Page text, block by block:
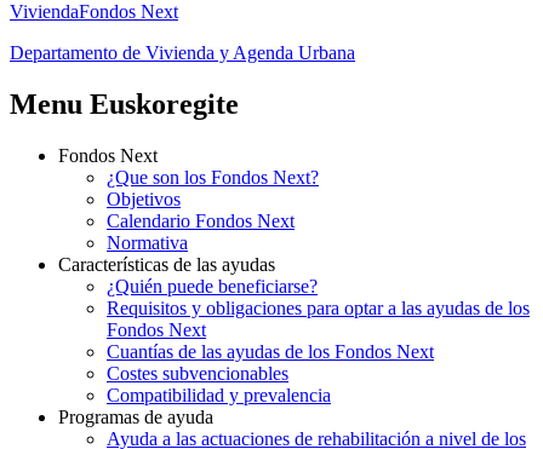
ViviendaFondos Next
Departamento de Vivienda y Agenda Urbana
Menu Euskoregite
Fondos Next
¿Que son los Fondos Next?
Objetivos
Calendario Fondos Next
Normativa
Características de las ayudas
¿Quién puede beneficiarse?
Requisitos y obligaciones para optar a las ayudas de los
Fondos Next
Cuantías de las ayudas de los Fondos Next
Costes subvencionables
Compatibilidad y prevalencia
Programas de ayuda
Ayuda a las actuaciones de rehabilitación a nivel de los